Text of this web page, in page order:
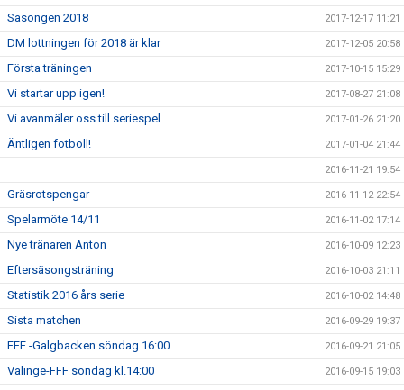
Säsongen 2018 2017-12-17 11:21
DM lottningen för 2018 är klar 2017-12-05 20:58
Första träningen 2017-10-15 15:29
Vi startar upp igen! 2017-08-27 21:08
Vi avanmäler oss till seriespel. 2017-01-26 21:20
Äntligen fotboll! 2017-01-04 21:44
2016-11-21 19:54
Gräsrotspengar 2016-11-12 22:54
Spelarmöte 14/11 2016-11-02 17:14
Nye tränaren Anton 2016-10-09 12:23
Eftersäsongsträning 2016-10-03 21:11
Statistik 2016 års serie 2016-10-02 14:48
Sista matchen 2016-09-29 19:37
FFF -Galgbacken söndag 16:00 2016-09-21 21:05
Valinge-FFF söndag kl.14:00 2016-09-15 19:03